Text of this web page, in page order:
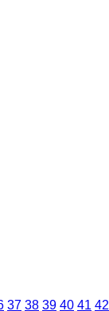
37 38 39 40 41 42